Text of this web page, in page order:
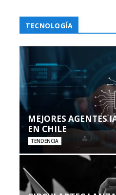
TECNOLOGÍA
MEJORES AGENTES
EN CHILE
TENDENCIA